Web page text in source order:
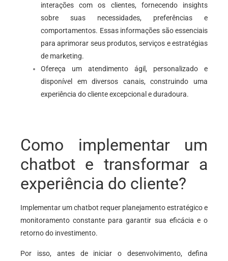
interações com os clientes, fornecendo insights
sobre suas necessidades, preferências e
comportamentos. Essas informações são essenciais
para aprimorar seus produtos, serviços e estratégias
de marketing.
Ofereça um atendimento ágil, personalizado e
disponível em diversos canais, construindo uma
experiência do cliente excepcional e duradoura.
Como implementar um
chatbot e transformar a
experiência do cliente?
Implementar um chatbot requer planejamento estratégico e
monitoramento constante para garantir sua eficácia e o
retorno do investimento.
Por isso, antes de iniciar o desenvolvimento, defina